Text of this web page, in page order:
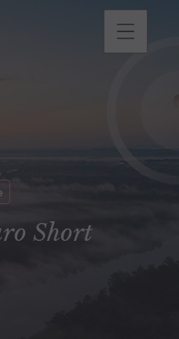
Short